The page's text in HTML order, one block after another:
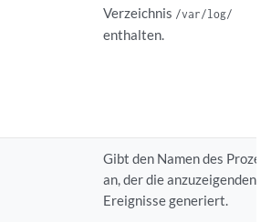
Verzeichnis /var/log/
enthalten.
Gibt den Namen des
an, der die anzuzeigenden
Ereignisse generiert.